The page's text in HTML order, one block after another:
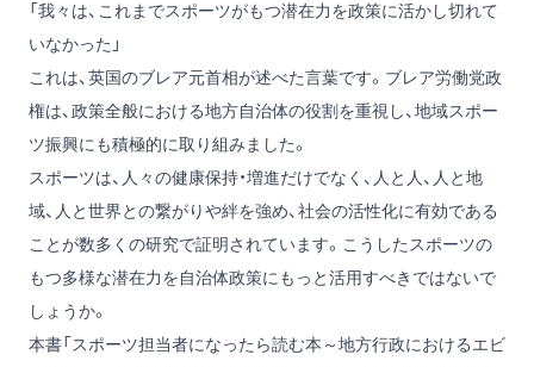
「我々は、これまでスポーツがもつ潜在力を政策に活かし切れて
いなかった」
これは、英国のブレア元首相が述べた言葉です。ブレア労働党政
権は、政策全般における地方自治体の役割を重視し、地域スポー
ツ振興にも積極的に取り組みました。
スポーツは、人々の健康保持・増進だけでなく、人と人、人と地
域、人と世界との繋がりや絆を強め、社会の活性化に有効である
ことが数多くの研究で証明されています。こうしたスポーツの
もつ多様な潜在力を自治体政策にもっと活用すべきではないで
しょうか。
本書「スポーツ担当者になったら読む本～地方行政におけるエビ